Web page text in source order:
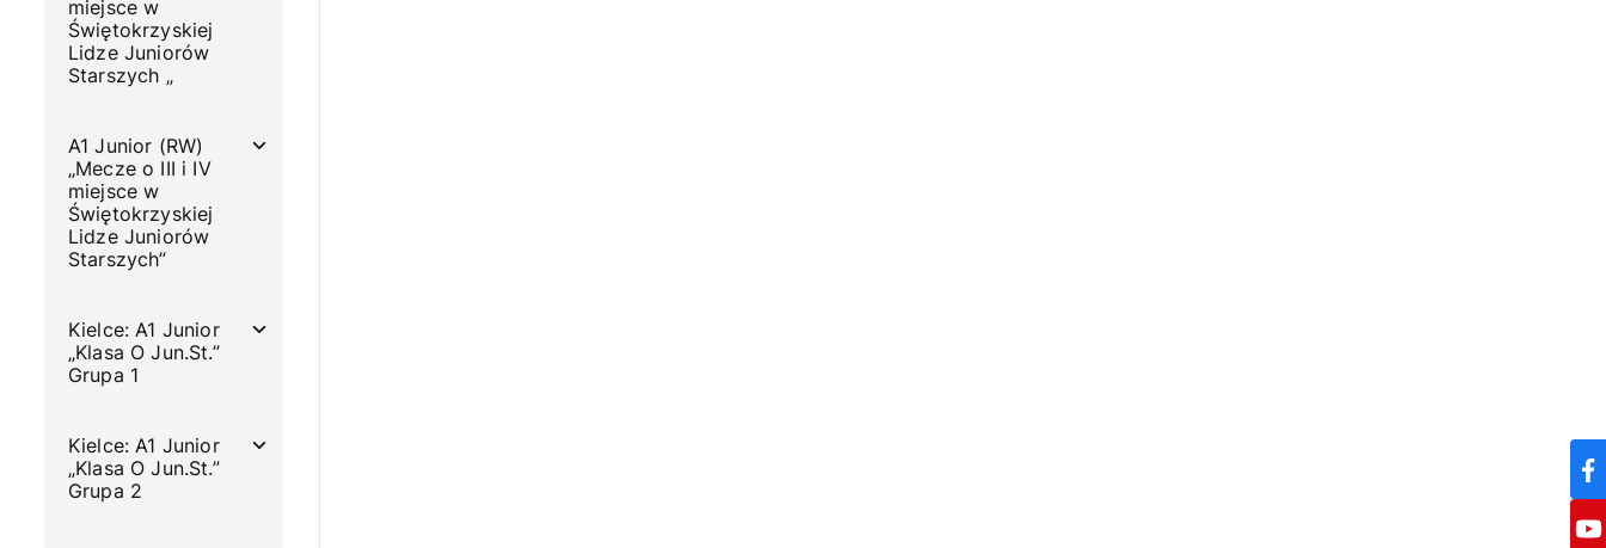
miejsce w
Świętokrzyskiej
Lidze Juniorów
Starszych „
A1 Junior (RW)
„Mecze o III i IV
miejsce w
Świętokrzyskiej
Lidze Juniorów
Starszych”
Kielce: A1 Junior
„Klasa O Jun.St.”
Grupa 1
Kielce: A1 Junior
„Klasa O Jun.St.”
Grupa 2